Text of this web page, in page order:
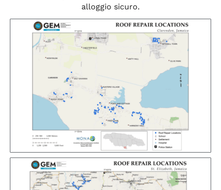
alloggio sicuro.